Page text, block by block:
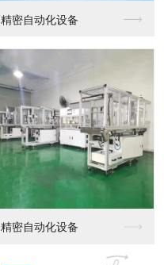
精密自动化设备
精密自动化设备